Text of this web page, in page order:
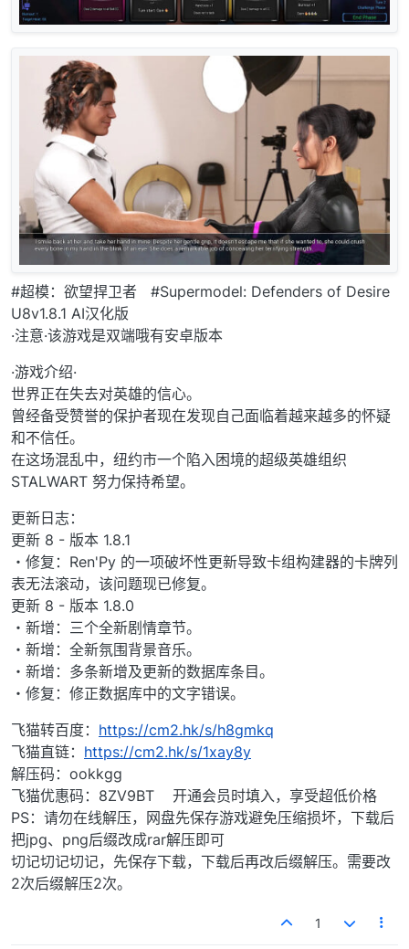
#超模：欲望捍卫者 #Supermodel: Defenders of Desire
U8v1.8.1 AI汉化版
·注意·该游戏是双端哦有安卓版本
·游戏介绍·
世界正在失去对英雄的信心。
曾经备受赞誉的保护者现在发现自己面临着越来越多的怀疑
和不信任。
在这场混乱中，纽约市一个陷入困境的超级英雄组织
STALWART 努力保持希望。
更新日志：
更新 8 - 版本 1.8.1
・修复：Ren'Py 的一项破坏性更新导致卡组构建器的卡牌列
表无法滚动，该问题现已修复。
更新 8 - 版本 1.8.0
・新增：三个全新剧情章节。
・新增：全新氛围背景音乐。
・新增：多条新增及更新的数据库条目。
・修复：修正数据库中的文字错误。
飞猫转百度： https://cm2.hk/s/h8gmkq
飞猫直链： https://cm2.hk/s/1xay8y
解压码：ookkgg
飞猫优惠码：8ZV9BT 开通会员时填入，享受超低价格
PS：请勿在线解压，网盘先保存游戏避免压缩损坏，下载后
把jpg、png后缀改成rar解压即可
切记切记切记，先保存下载，下载后再改后缀解压。需要改
2次后缀解压2次。
1